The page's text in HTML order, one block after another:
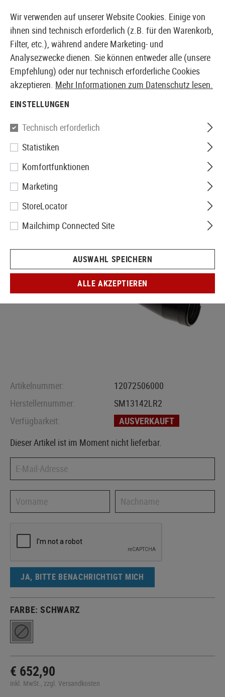
EUROPÄISCHER AIRSOFT SHOP & GROßHÄNDLER
Sightmark
Presidio 5-30x56 LR2 FFP
Riflescope
Artikelnummer:
12072506000
Herstellernummer:
SM13142LR2
Verfügbarkeit:
AUSVERKAUFT
Dieser Artikel ist im Moment nicht lieferbar.
JA, BITTE BENACHRICHTIGT MICH
FARBE:SCHWARZ
€ 652,90
inkl. MwSt., zzgl. Versandkosten
Wir verwenden auf unserer Website Cookies. Einige von
ihnen sind technisch erforderlich (z.B. für den Warenkorb,
Filter, etc.), während andere Marketing- und
Analysezwecke dienen. Sie können entweder alle (unsere
Empfehlung) oder nur technisch erforderliche Cookies
akzeptieren. Mehr Informationen zum Datenschutz lesen.
EINSTELLUNGEN
Technisch erforderlich
Statistiken
Komfortfunktionen
Marketing
StoreLocator
Mailchimp Connected Site
AUSWAHL SPEICHERN
ALLE AKZEPTIEREN